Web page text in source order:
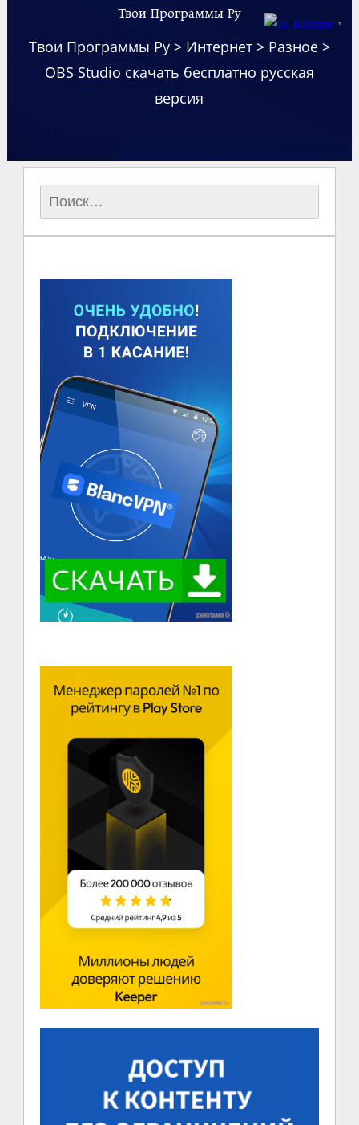
Твои Программы Ру
Твои Программы Ру> Интернет> Разное>
OBS Studio скачать бесплатно русская
версия
Найти:
Russian ▼